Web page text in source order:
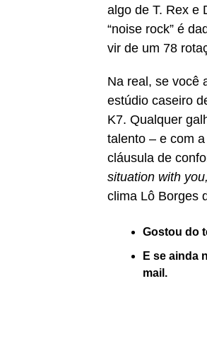
algo de T. Rex e
“noise rock” é
vir de um 78
Na real, se você
estúdio caseiro
K7. Qualquer
talento – e com
cláusula de
situation with you,
clima Lô Borges
Gostou do
E se ainda
mail.